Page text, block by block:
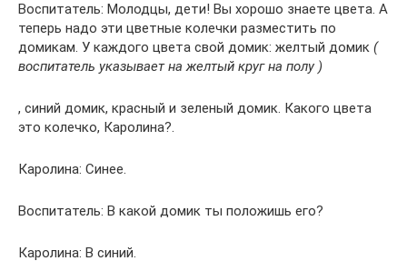
Воспитатель: Молодцы, дети! Вы хорошо знаете цвета. А
теперь надо эти цветные колечки разместить по
домикам. У каждого цвета свой домик: желтый домик (
воспитатель указывает на желтый круг на полу )
, синий домик, красный и зеленый домик. Какого цвета
это колечко, Каролина?.
Каролина: Синее.
Воспитатель: В какой домик ты положишь его?
Каролина: В синий.